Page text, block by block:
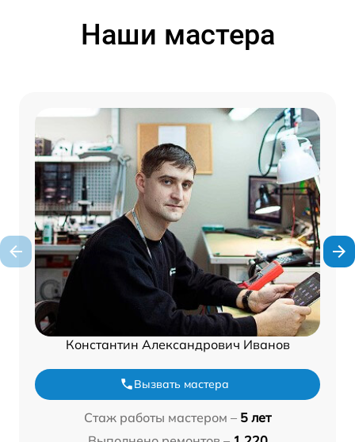
Наши мастера
Константин Александрович Иванов
Вызвать мастера
Стаж работы мастером – 5 лет